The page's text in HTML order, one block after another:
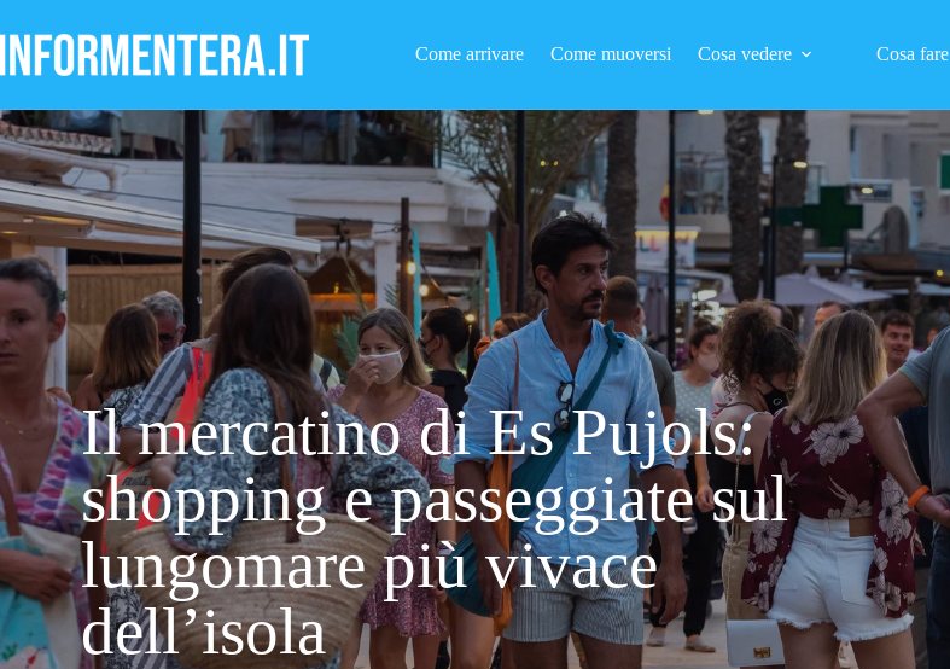
al
contenuto
Come arrivare Come muoversi Cosa vedere Cosa fare
Il mercatino di Es Pujols:
shopping e passeggiate sul
lungomare più vivace
dell’isola